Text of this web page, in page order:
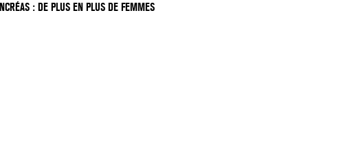
: DE PLUS EN PLUS DE FEMMES